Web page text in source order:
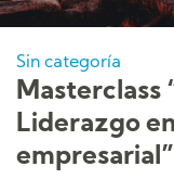
Sin categoría
Masterclass
Liderazgo
empresarial”